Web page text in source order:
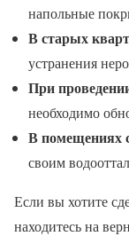
напольные
В старых
устранения
При
необходимо
В помещениях
своим
Если вы хотите
находитесь на